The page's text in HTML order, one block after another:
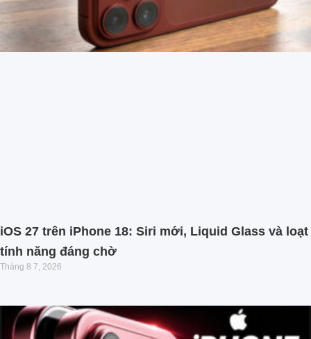
iOS 27 trên iPhone 18: Siri mới, Liquid Glass và loạt
tính năng đáng chờ
Tháng 8 7, 2026